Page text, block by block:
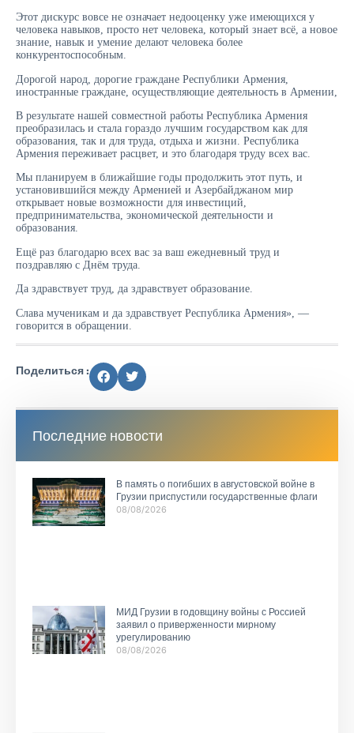
Этот дискурс вовсе не означает недооценку уже имеющихся у
человека навыков, просто нет человека, который знает всё, а новое
знание, навык и умение делают человека более
конкурентоспособным.
Дорогой народ, дорогие граждане Республики Армения,
иностранные граждане, осуществляющие деятельность в Армении,
В результате нашей совместной работы Республика Армения
преобразилась и стала гораздо лучшим государством как для
образования, так и для труда, отдыха и жизни. Республика
Армения переживает расцвет, и это благодаря труду всех вас.
Мы планируем в ближайшие годы продолжить этот путь, и
установившийся между Арменией и Азербайджаном мир
открывает новые возможности для инвестиций,
предпринимательства, экономической деятельности и
образования.
Ещё раз благодарю всех вас за ваш ежедневный труд и
поздравляю с Днём труда.
Да здравствует труд, да здравствует образование.
Слава мученикам и да здравствует Республика Армения», —
говорится в обращении.
Поделиться :
Последние новости
В память о погибших в августовской войне в
Грузии приспустили государственные флаги
08/08/2026
МИД Грузии в годовщину войны с Россией
заявил о приверженности мирному
урегулированию
08/08/2026